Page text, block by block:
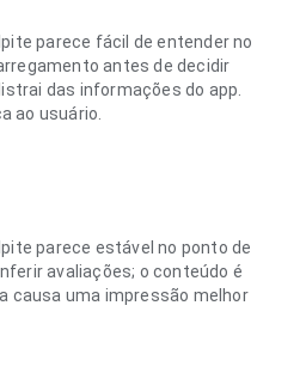
parece fácil de entender no
antes de decidir
das informações do app.
ao usuário.
parece estável no ponto de
avaliações; o conteúdo é
causa uma impressão melhor